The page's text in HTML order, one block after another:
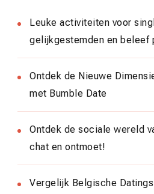
Leuke activiteiten voor
gelijkgestemden en beleef
Ontdek de Nieuwe
met Bumble Date
Ontdek de sociale wereld
chat en ontmoet!
Vergelijk Belgische